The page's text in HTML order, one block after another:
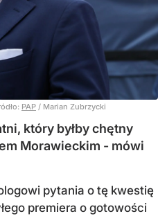
PAP / Marian Zubrzycki
który byłby chętny
Morawieckim - mówi
pytania o tę kwestię
premiera o gotowości